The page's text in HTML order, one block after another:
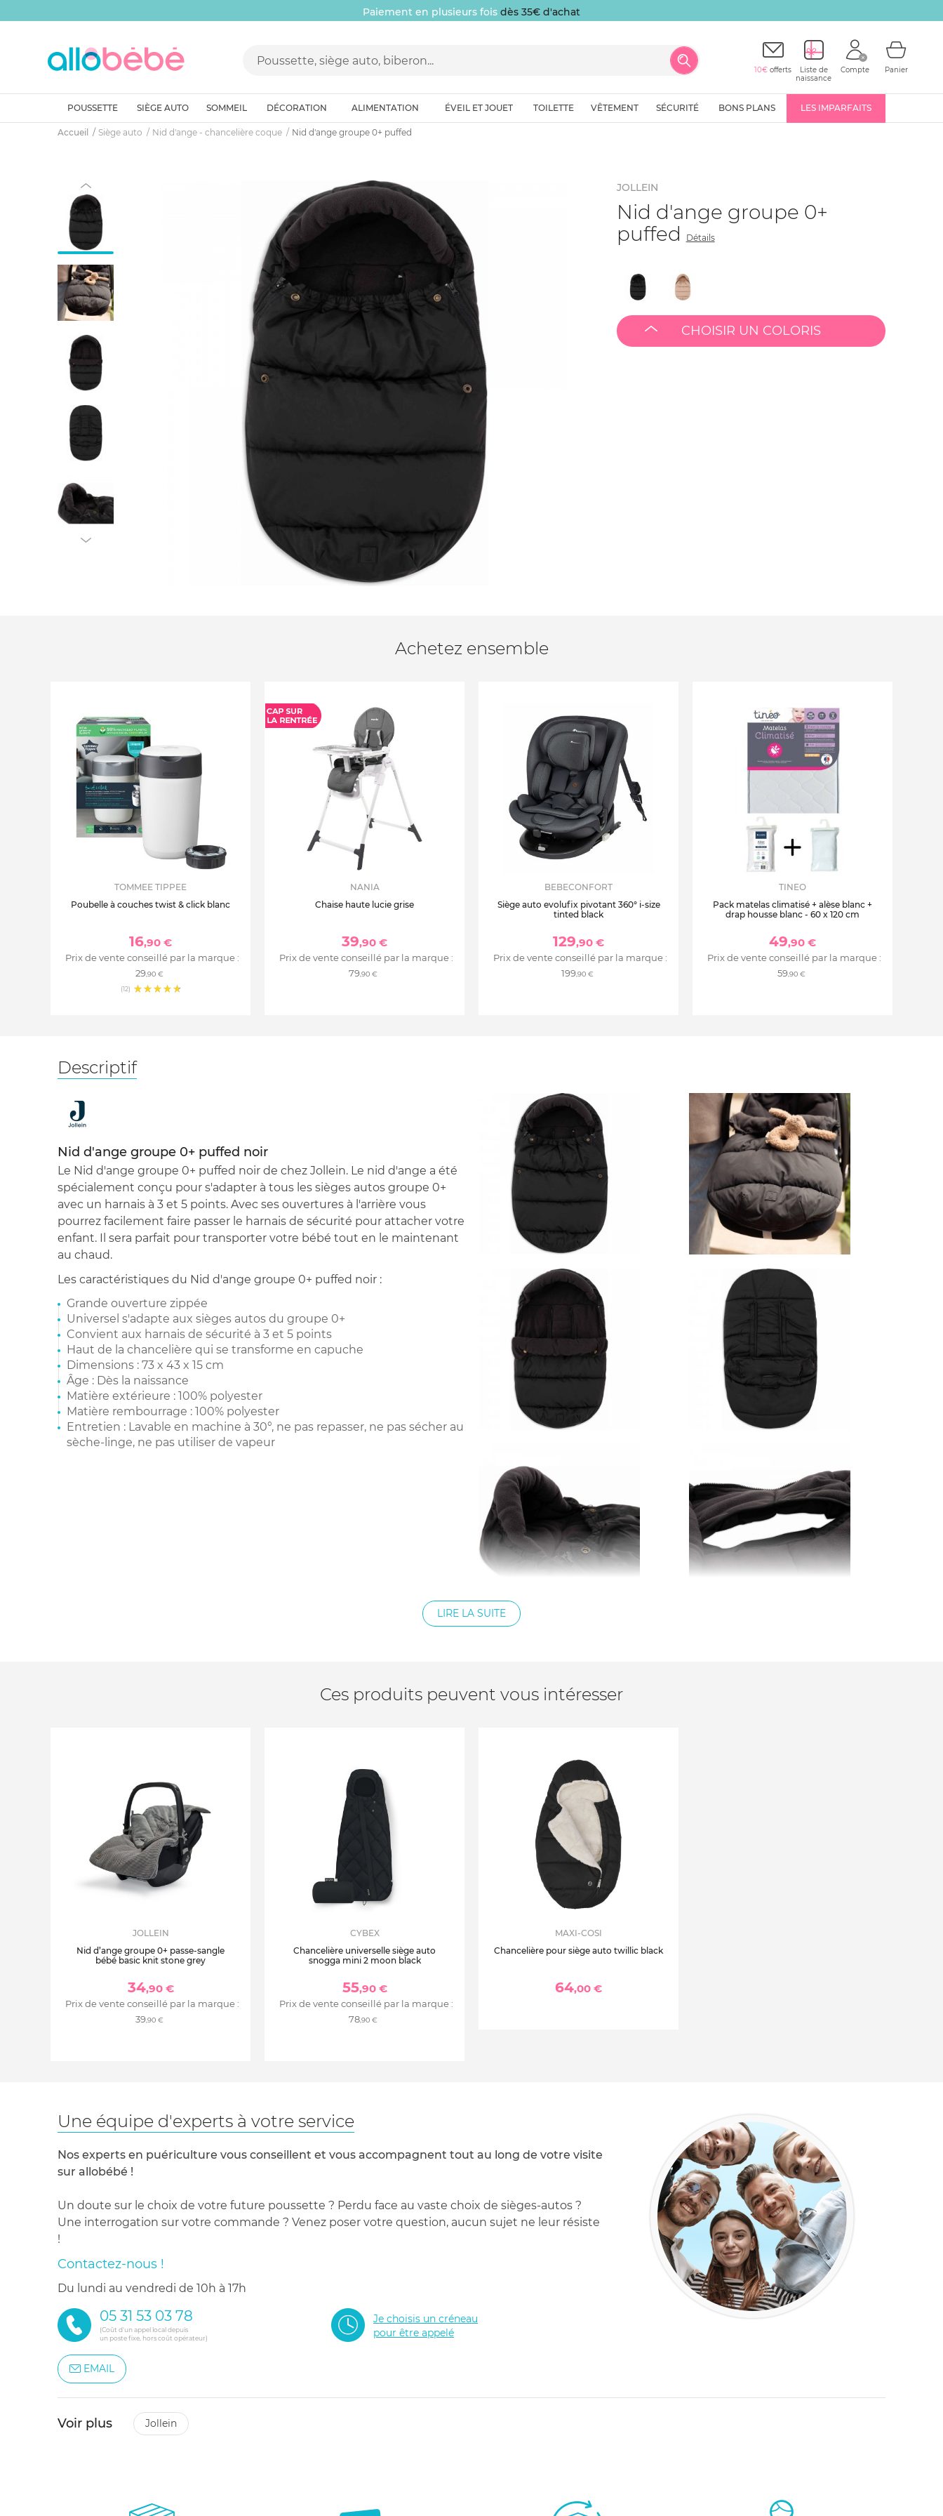
Paiement en plusieurs fois dès 35€ d'achat
10€ offerts
Liste de
naissance
Compte Panier
POUSSETTE SIÈGE AUTO SOMMEIL DÉCORATION ALIMENTATION ÉVEIL ET JOUET TOILETTE VÊTEMENT SÉCURITÉ BONS PLANS LES IMPARFAITS
Accueil Siège auto Nid d'ange - chancelière coque Nid d'ange groupe 0+ puffed
JOLLEIN
Nid d'ange groupe 0+
puffed
Détails
CHOISIR UN COLORIS
Achetez ensemble
TOMMEE TIPPEE
Poubelle à couches twist & click blanc
16,90 €
Prix de vente conseillé par la marque :
29,90 €
(12)
NANIA
Chaise haute lucie grise
39,90 €
Prix de vente conseillé par la marque :
79,90 €
BEBECONFORT
Siège auto evolufix pivotant 360° i-size
tinted black
129,90 €
Prix de vente conseillé par la marque :
199,90 €
TINEO
Pack matelas climatisé + alèse blanc +
drap housse blanc - 60 x 120 cm
49,90 €
Prix de vente conseillé par la marque :
59,90 €
Descriptif
Nid d'ange groupe 0+ puffed noir
Le Nid d'ange groupe 0+ puffed noir de chez Jollein. Le nid d'ange a été
spécialement conçu pour s'adapter à tous les sièges autos groupe 0+
avec un harnais à 3 et 5 points. Avec ses ouvertures à l'arrière vous
pourrez facilement faire passer le harnais de sécurité pour attacher votre
enfant. Il sera parfait pour transporter votre bébé tout en le maintenant
au chaud.
Les caractéristiques du Nid d'ange groupe 0+ puffed noir :
Grande ouverture zippée
Universel s'adapte aux sièges autos du groupe 0+
Convient aux harnais de sécurité à 3 et 5 points
Haut de la chancelière qui se transforme en capuche
Dimensions : 73 x 43 x 15 cm
Âge : Dès la naissance
Matière extérieure : 100% polyester
Matière rembourrage : 100% polyester
Entretien : Lavable en machine à 30°, ne pas repasser, ne pas sécher au
sèche-linge, ne pas utiliser de vapeur
LIRE LA SUITE
Ces produits peuvent vous intéresser
JOLLEIN
Nid d’ange groupe 0+ passe-sangle
bébé basic knit stone grey
34,90 €
Prix de vente conseillé par la marque :
39,90 €
CYBEX
Chancelière universelle siège auto
snogga mini 2 moon black
55,90 €
Prix de vente conseillé par la marque :
78,90 €
MAXI-COSI
Chancelière pour siège auto twillic black
64,00 €
Une équipe d'experts à votre service
Nos experts en puériculture vous conseillent et vous accompagnent tout au long de votre visite
sur allobébé !
Un doute sur le choix de votre future poussette ? Perdu face au vaste choix de sièges-autos ?
Une interrogation sur votre commande ? Venez poser votre question, aucun sujet ne leur résiste
!
Contactez-nous !
du lundi au vendredi de 10h à 17h
05 31 53 03 78
(Coût d'un appel local depuis
un poste fixe, hors coût opérateur)
Je choisis un créneau
pour être appelé
EMAIL
Voir plus jollein